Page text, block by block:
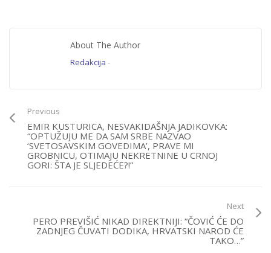
About The Author
Redakcija -
Previous
EMIR KUSTURICA, NESVAKIDAŠNJA JADIKOVKA:
“OPTUŽUJU ME DA SAM SRBE NAZVAO
‘SVETOSAVSKIM GOVEDIMA’, PRAVE MI
GROBNICU, OTIMAJU NEKRETNINE U CRNOJ
GORI: ŠTA JE SLJEDEĆE?!”
Next
PERO PREVIŠIĆ NIKAD DIREKTNIJI: “ČOVIĆ ĆE DO
ZADNJEG ČUVATI DODIKA, HRVATSKI NAROD ĆE
TAKO…”